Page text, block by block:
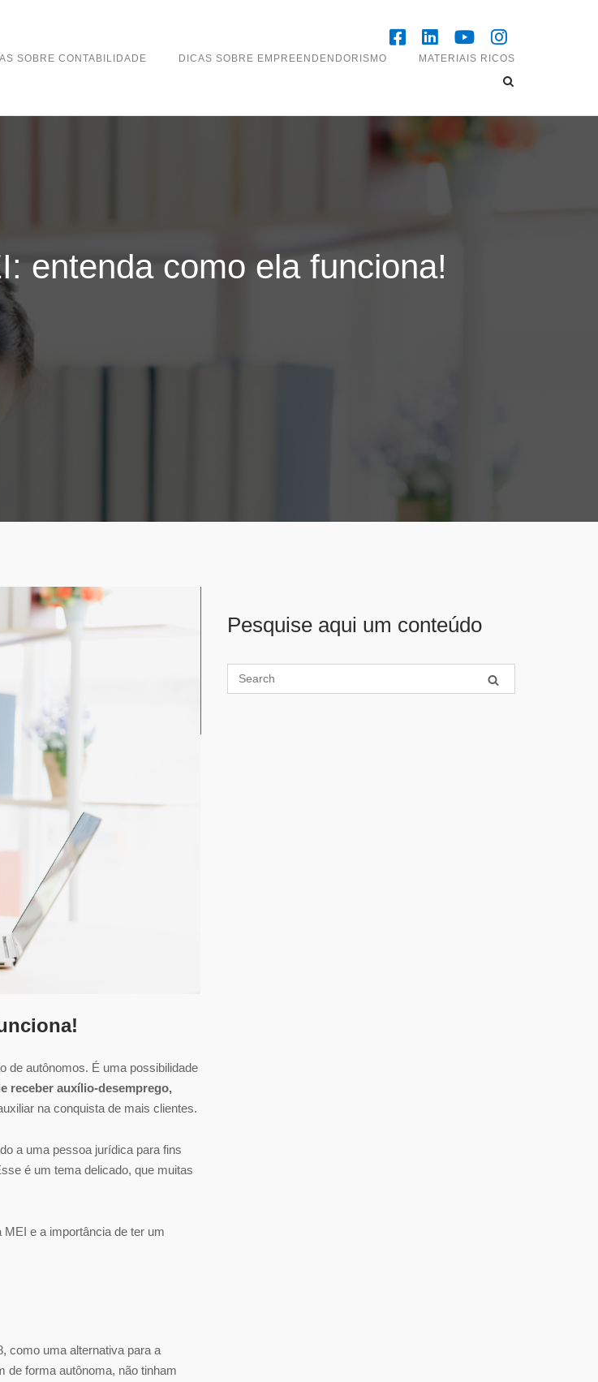
SOBRE CONTABILIDADE DICAS SOBRE EMPREENDENDORISMO MATERIAIS RICOS
entenda como ela funciona!
de autônomos. É uma possibilidade
receber auxílio-desemprego,
na conquista de mais clientes.
a uma pessoa jurídica para fins
é um tema delicado, que muitas
e a importância de ter um
como uma alternativa para a
de forma autônoma, não tinham
Pesquise aqui um conteúdo